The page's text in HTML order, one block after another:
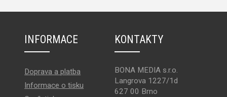
INFORMACE
Doprava a platba
Informace o tisku
KONTAKTY
BONA MEDIA s.r.o.
Langrova 1227/1d
627 00 Brno